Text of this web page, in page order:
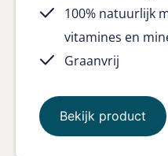
100% natuurlijk
vitamines en
Graanvrij
Bekijk product